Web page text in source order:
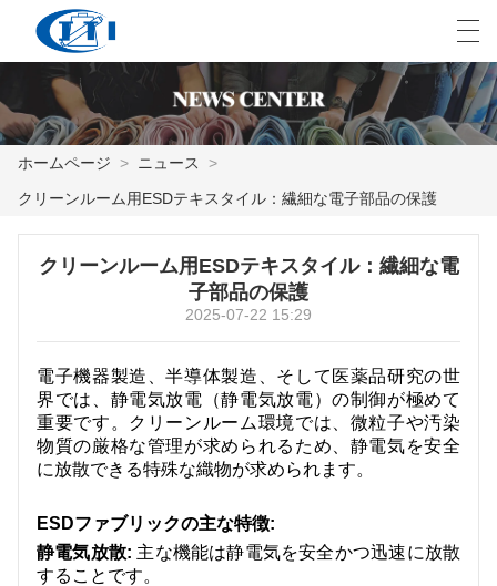
ホームページ
製品
ニュース
業界
ビデオ
العربية česky Deutsch English
ホームページ > ニュース
>
クリーンルーム用ESDテキスタイル：繊細な電子部品の保護
クリーンルーム用ESDテキスタイル：繊細な電
子部品の保護
2025-07-22 15:29
電子機器製造、半導体製造、そして医薬品研究の世
界では、静電気放電（静電気放電）の制御が極めて
重要です。クリーンルーム環境では、微粒子や汚染
物質の厳格な管理が求められるため、静電気を安全
に放散できる特殊な織物が求められます。
ESDファブリックの主な特徴:
静電気放散: 主な機能は静電気を安全かつ迅速に放散
することです。